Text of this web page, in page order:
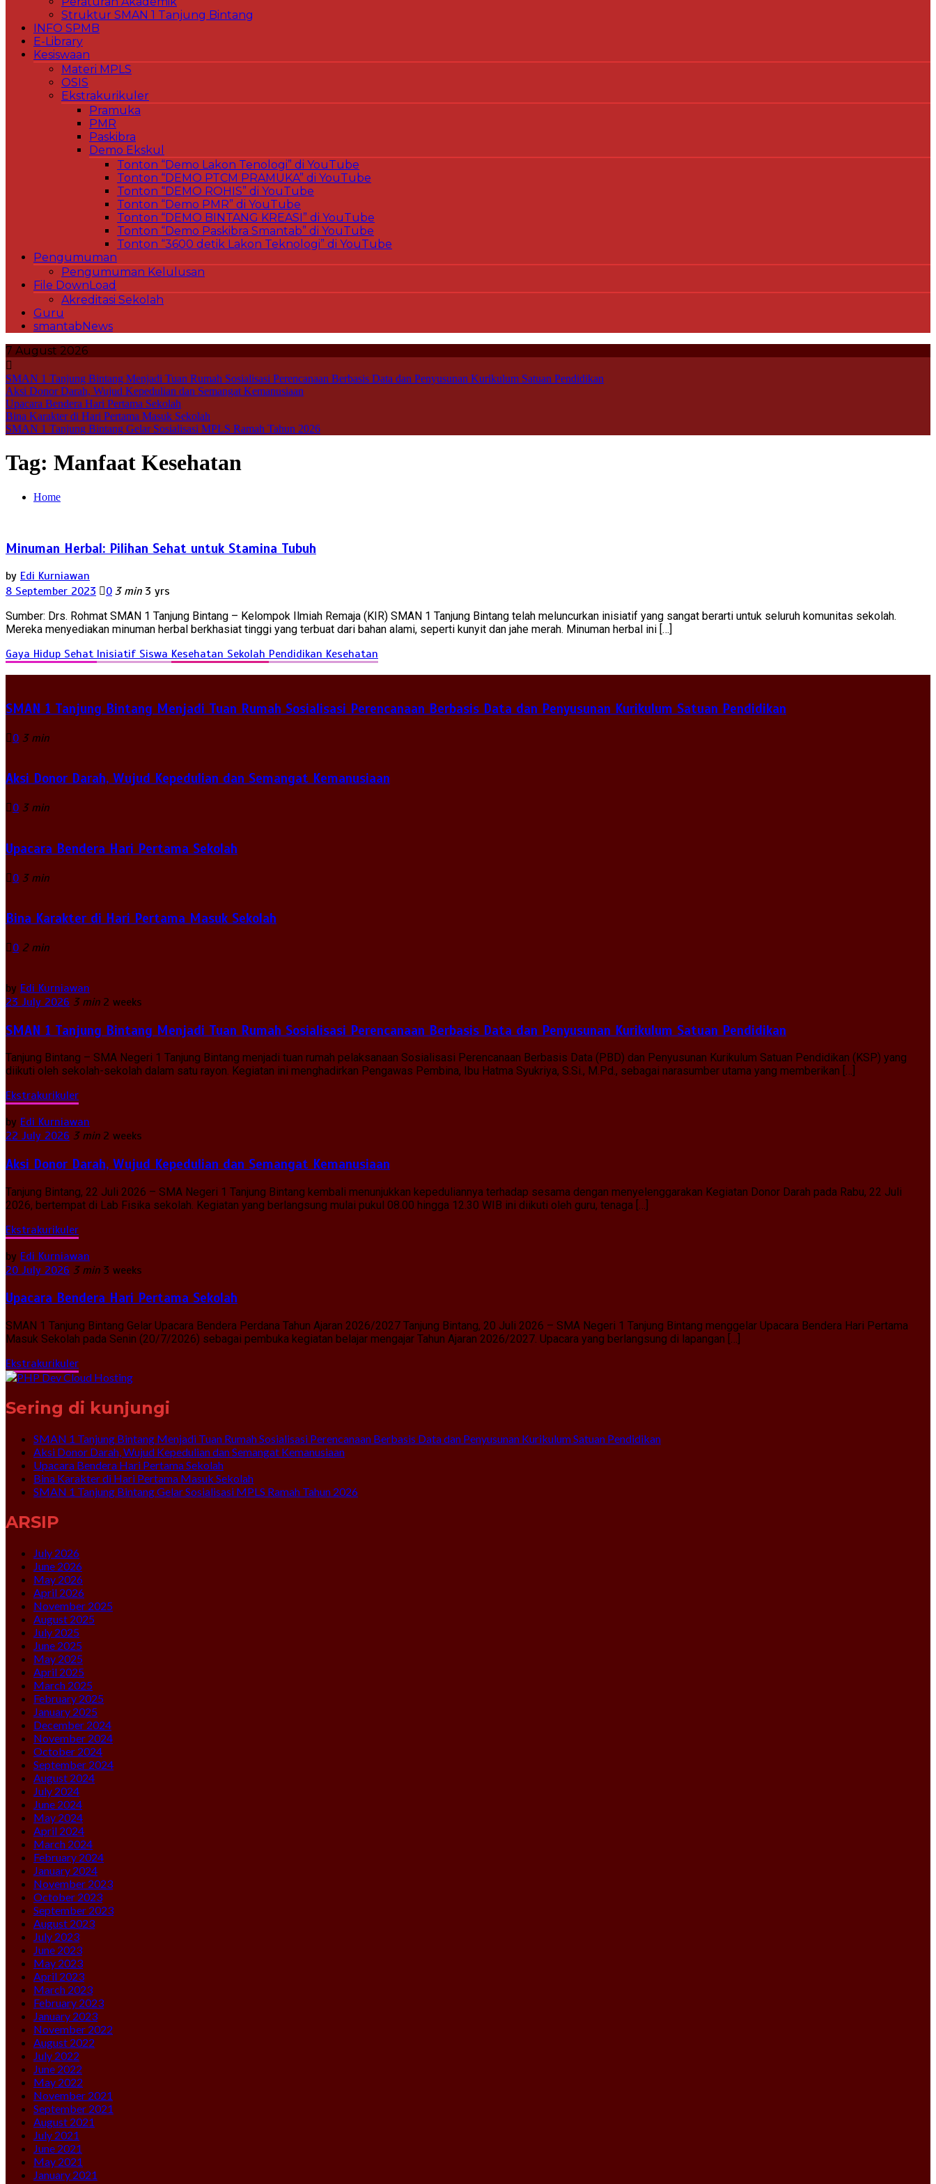
Struktur SMAN 1 Tanjung Bintang
INFO SPMB
E-Library
Kesiswaan
Materi MPLS
OSIS
Ekstrakurikuler
Pramuka
PMR
Paskibra
Demo Ekskul
Tonton “Demo Lakon Tenologi” di YouTube
Tonton “DEMO PTCM PRAMUKA” di YouTube
Tonton “DEMO ROHIS” di YouTube
Tonton “Demo PMR” di YouTube
Tonton “DEMO BINTANG KREASI” di YouTube
Tonton “Demo Paskibra Smantab” di YouTube
Tonton “3600 detik Lakon Teknologi” di YouTube
Pengumuman
Pengumuman Kelulusan
File DownLoad
Akreditasi Sekolah
Guru
smantabNews
7 August 2026
SMAN 1 Tanjung Bintang Menjadi Tuan Rumah Sosialisasi Perencanaan Berbasis Data dan Penyusunan Kurikulum Satuan Pendidikan
Aksi Donor Darah, Wujud Kepedulian dan Semangat Kemanusiaan
Upacara Bendera Hari Pertama Sekolah
Bina Karakter di Hari Pertama Masuk Sekolah
SMAN 1 Tanjung Bintang Gelar Sosialisasi MPLS Ramah Tahun 2026
Tag: Manfaat Kesehatan
Home
Minuman Herbal: Pilihan Sehat untuk Stamina Tubuh
by Edi Kurniawan
8 September 2023
0 3 min 3 yrs
Sumber: Drs. Rohmat SMAN 1 Tanjung Bintang – Kelompok Ilmiah Remaja (KIR) SMAN 1 Tanjung Bintang telah meluncurkan inisiatif yang sangat berarti untuk seluruh komunitas sekolah.
Mereka menyediakan minuman herbal berkhasiat tinggi yang terbuat dari bahan alami, seperti kunyit dan jahe merah. Minuman herbal ini […]
Gaya Hidup Sehat Inisiatif Siswa Kesehatan Sekolah Pendidikan Kesehatan
SMAN 1 Tanjung Bintang Menjadi Tuan Rumah Sosialisasi Perencanaan Berbasis Data dan Penyusunan Kurikulum Satuan Pendidikan
0 3 min
Aksi Donor Darah, Wujud Kepedulian dan Semangat Kemanusiaan
0 3 min
Upacara Bendera Hari Pertama Sekolah
0 3 min
Bina Karakter di Hari Pertama Masuk Sekolah
0 2 min
by Edi Kurniawan
23 July 2026 3 min 2 weeks
SMAN 1 Tanjung Bintang Menjadi Tuan Rumah Sosialisasi Perencanaan Berbasis Data dan Penyusunan Kurikulum Satuan Pendidikan
Tanjung Bintang – SMA Negeri 1 Tanjung Bintang menjadi tuan rumah pelaksanaan Sosialisasi Perencanaan Berbasis Data (PBD) dan Penyusunan Kurikulum Satuan Pendidikan (KSP) yang
diikuti oleh sekolah-sekolah dalam satu rayon. Kegiatan ini menghadirkan Pengawas Pembina, Ibu Hatma Syukriya, S.Si., M.Pd., sebagai narasumber utama yang memberikan […]
Ekstrakurikuler
by Edi Kurniawan
22 July 2026 3 min 2 weeks
Aksi Donor Darah, Wujud Kepedulian dan Semangat Kemanusiaan
Tanjung Bintang, 22 Juli 2026 – SMA Negeri 1 Tanjung Bintang kembali menunjukkan kepeduliannya terhadap sesama dengan menyelenggarakan Kegiatan Donor Darah pada Rabu, 22 Juli
2026, bertempat di Lab Fisika sekolah. Kegiatan yang berlangsung mulai pukul 08.00 hingga 12.30 WIB ini diikuti oleh guru, tenaga […]
Ekstrakurikuler
by Edi Kurniawan
20 July 2026 3 min 3 weeks
Upacara Bendera Hari Pertama Sekolah
SMAN 1 Tanjung Bintang Gelar Upacara Bendera Perdana Tahun Ajaran 2026/2027 Tanjung Bintang, 20 Juli 2026 – SMA Negeri 1 Tanjung Bintang menggelar Upacara Bendera Hari Pertama
Masuk Sekolah pada Senin (20/7/2026) sebagai pembuka kegiatan belajar mengajar Tahun Ajaran 2026/2027. Upacara yang berlangsung di lapangan […]
Ekstrakurikuler
Sering di kunjungi
SMAN 1 Tanjung Bintang Menjadi Tuan Rumah Sosialisasi Perencanaan Berbasis Data dan Penyusunan Kurikulum Satuan Pendidikan
Aksi Donor Darah, Wujud Kepedulian dan Semangat Kemanusiaan
Upacara Bendera Hari Pertama Sekolah
Bina Karakter di Hari Pertama Masuk Sekolah
SMAN 1 Tanjung Bintang Gelar Sosialisasi MPLS Ramah Tahun 2026
ARSIP
July 2026
June 2026
May 2026
April 2026
November 2025
August 2025
July 2025
June 2025
May 2025
April 2025
March 2025
February 2025
January 2025
December 2024
November 2024
October 2024
September 2024
August 2024
July 2024
June 2024
May 2024
April 2024
March 2024
February 2024
January 2024
November 2023
October 2023
September 2023
August 2023
July 2023
June 2023
May 2023
April 2023
March 2023
February 2023
January 2023
November 2022
August 2022
July 2022
June 2022
May 2022
November 2021
September 2021
August 2021
July 2021
June 2021
May 2021
January 2021